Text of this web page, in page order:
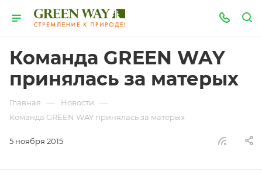
Команда GREEN WAY
принялась за матерых
Главная — Новости —
Команда GREEN WAY принялась за матерых
5 ноября 2015